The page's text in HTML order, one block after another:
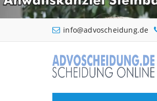
info@advoscheidung.de